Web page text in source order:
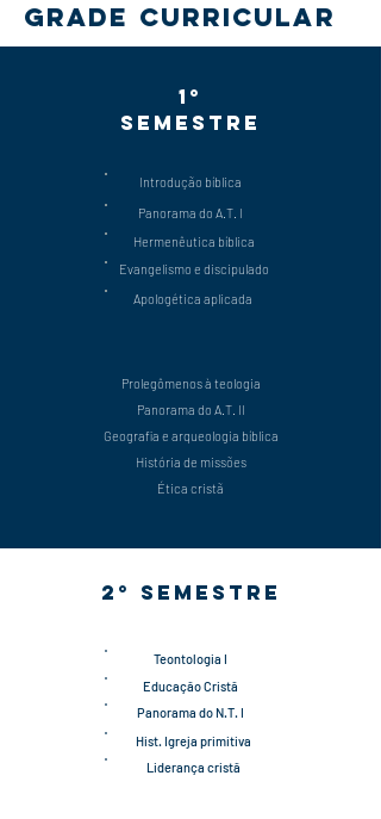
grade curricular
1°
semestre
Introdução bíblica
Panorama do A.T. I
Hermenêutica bíblica
Evangelismo e discipulado
Apologética aplicada
Prolegômenos à teologia
Panorama do A.T. II
Geografia e arqueologia bíblica
História de missões
Ética cristã
2° semestre
Teontologia I
Educação Cristã
Panorama do N.T. I
Hist. Igreja primitiva
Liderança cristã